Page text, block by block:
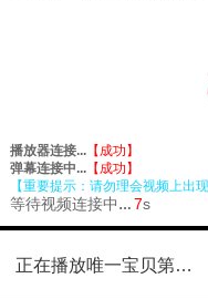
正在播放唯一宝贝第01集